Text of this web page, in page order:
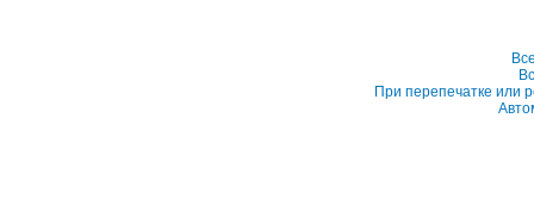
При перепечатке или